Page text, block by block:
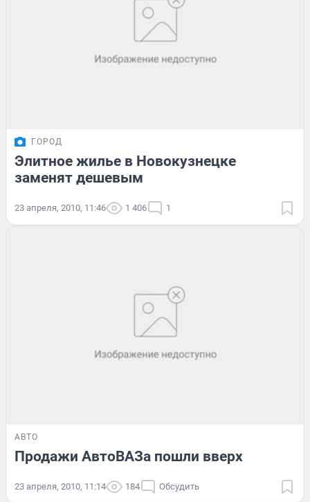
ГОРОД
Элитное жилье в Новокузнецке
заменят дешевым
23 апреля, 2010, 11:46 1 406 1
АВТО
Продажи АвтоВАЗа пошли вверх
23 апреля, 2010, 11:14 184 Обсудить